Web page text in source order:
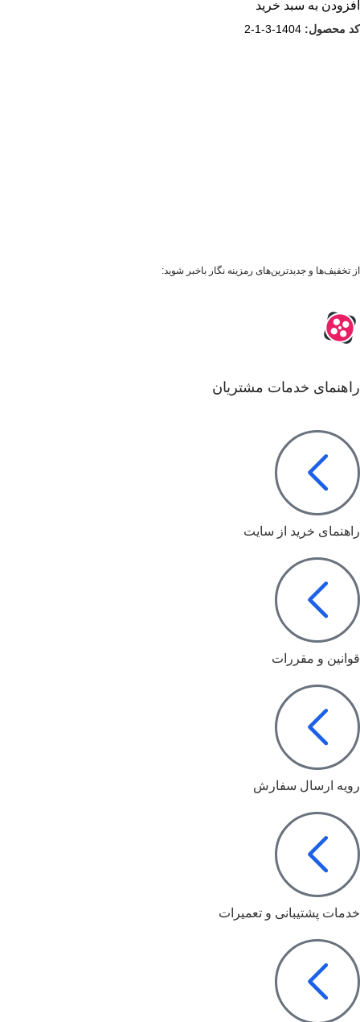
افزودن به سبد خرید
کد محصول: 1404-3-1-2
از تخفیف‌ها و جدیدترین‌های رمزینه نگار باخبر شوید:
راهنمای خدمات مشتریان
راهنمای خرید از سایت
قوانین و مقررات
رویه ارسال سفارش
خدمات پشتیبانی و تعمیرات